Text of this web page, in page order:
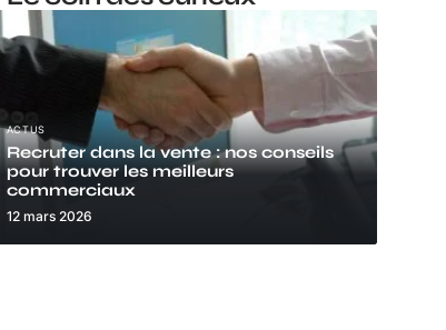
ACTUS
Recruter dans la vente : nos conseils
pour trouver les meilleurs
commerciaux
12 mars 2026